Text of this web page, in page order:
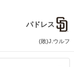
パドレス
(敗)J.ウルフ